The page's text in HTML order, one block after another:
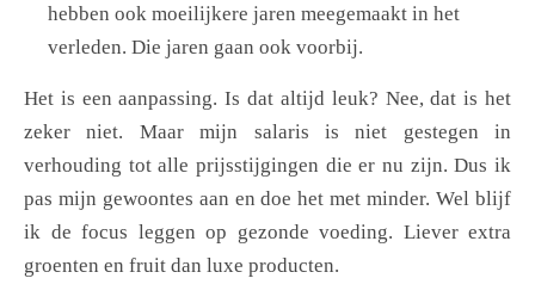
hebben ook moeilijkere jaren meegemaakt in het
verleden. Die jaren gaan ook voorbij.
Het is een aanpassing. Is dat altijd leuk? Nee, dat is het
zeker niet. Maar mijn salaris is niet gestegen in
verhouding tot alle prijsstijgingen die er nu zijn. Dus ik
pas mijn gewoontes aan en doe het met minder. Wel blijf
ik de focus leggen op gezonde voeding. Liever extra
groenten en fruit dan luxe producten.